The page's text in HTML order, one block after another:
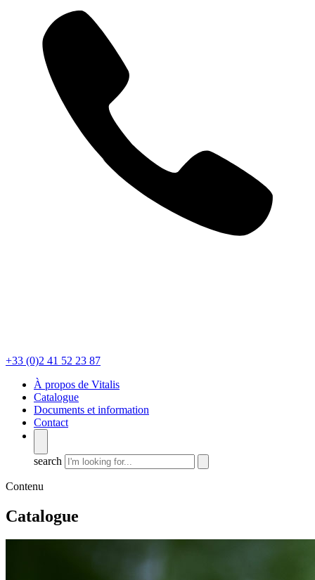
+33 (0)2 41 52 23 87
À propos de Vitalis
Catalogue
Documents et information
Contact
search
Contenu
Catalogue